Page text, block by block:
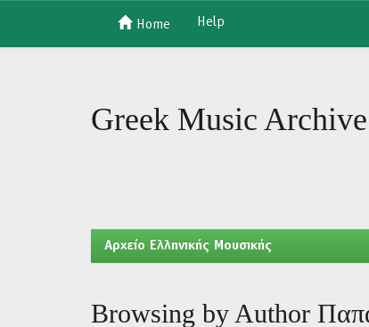
Home Help
Greek Music Archive
Aρχείο Ελληνικής Μουσικής
Browsing by Author